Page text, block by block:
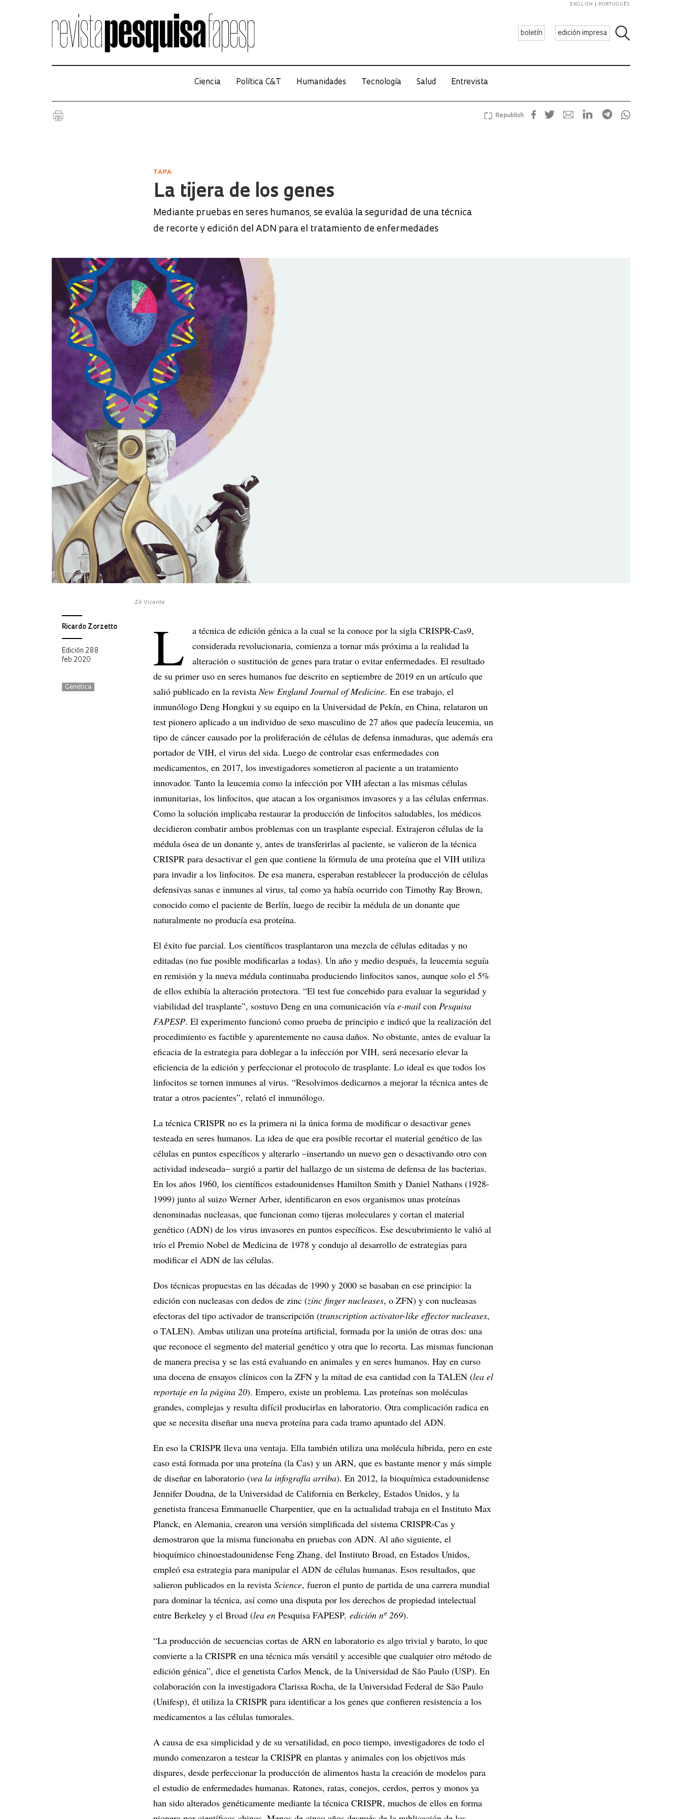
boletín edición impresa
ENGLISH PORTUGUÊS
Ciencia Política C&T Humanidades Tecnología Salud Entrevista
Republish
TAPA
La tijera de los genes
Mediante pruebas en seres humanos, se evalúa la seguridad de una técnica
de recorte y edición del ADN para el tratamiento de enfermedades
Zé Vicente
Ricardo Zorzetto
Edición 288
feb 2020
Genética
L
a técnica de edición génica a la cual se la conoce por la sigla CRISPR-Cas9,
considerada revolucionaria, comienza a tornar más próxima a la realidad la
alteración o sustitución de genes para tratar o evitar enfermedades. El resultado
de su primer uso en seres humanos fue descrito en septiembre de 2019 en un artículo que
salió publicado en la revistaNew England Journal of Medicine. En ese trabajo, el
inmunólogo Deng Hongkui y su equipo en la Universidad de Pekín, en China, relataron un
test pionero aplicado a un individuo de sexo masculino de 27 años que padecía leucemia, un
tipo de cáncer causado por la proliferación de células de defensa inmaduras, que además era
portador de VIH, el virus del sida. Luego de controlar esas enfermedades con
medicamentos, en 2017, los investigadores sometieron al paciente a un tratamiento
innovador. Tanto la leucemia como la infección por VIH afectan a las mismas células
inmunitarias, los linfocitos, que atacan a los organismos invasores y a las células enfermas.
Como la solución implicaba restaurar la producción de linfocitos saludables, los médicos
decidieron combatir ambos problemas con un trasplante especial. Extrajeron células de la
médula ósea de un donante y, antes de transferirlas al paciente, se valieron de la técnica
CRISPR para desactivar el gen que contiene la fórmula de una proteína que el VIH utiliza
para invadir a los linfocitos. De esa manera, esperaban restablecer la producción de células
defensivas sanas e inmunes al virus, tal como ya había ocurrido con Timothy Ray Brown,
conocido como el paciente de Berlín, luego de recibir la médula de un donante que
naturalmente no producía esa proteína.
El éxito fue parcial. Los científicos trasplantaron una mezcla de células editadas y no
editadas (no fue posible modificarlas a todas). Un año y medio después, la leucemia seguía
en remisión y la nueva médula continuaba produciendo linfocitos sanos, aunque solo el 5%
de ellos exhibía la alteración protectora. “El test fue concebido para evaluar la seguridad y
viabilidad del trasplante”, sostuvo Deng en una comunicación vía e-mail con Pesquisa
FAPESP. El experimento funcionó como prueba de principio e indicó que la realización del
procedimiento es factible y aparentemente no causa daños. No obstante, antes de evaluar la
eficacia de la estrategia para doblegar a la infección por VIH, será necesario elevar la
eficiencia de la edición y perfeccionar el protocolo de trasplante. Lo ideal es que todos los
linfocitos se tornen inmunes al virus. “Resolvimos dedicarnos a mejorar la técnica antes de
tratar a otros pacientes”, relató el inmunólogo.
La técnica CRISPR no es la primera ni la única forma de modificar o desactivar genes
testeada en seres humanos. La idea de que era posible recortar el material genético de las
células en puntos específicos y alterarlo –insertando un nuevo gen o desactivando otro con
actividad indeseada– surgió a partir del hallazgo de un sistema de defensa de las bacterias.
En los años 1960, los científicos estadounidenses Hamilton Smith y Daniel Nathans (1928-
1999) junto al suizo Werner Arber, identificaron en esos organismos unas proteínas
denominadas nucleasas, que funcionan como tijeras moleculares y cortan el material
genético (ADN) de los virus invasores en puntos específicos. Ese descubrimiento le valió al
trío el Premio Nobel de Medicina de 1978 y condujo al desarrollo de estrategias para
modificar el ADN de las células.
Dos técnicas propuestas en las décadas de 1990 y 2000 se basaban en ese principio: la
edición con nucleasas con dedos de zinc (zinc finger nucleases, o ZFN) y con nucleasas
efectoras del tipo activador de transcripción (transcription activator-like effector nucleases,
o TALEN). Ambas utilizan una proteína artificial, formada por la unión de otras dos: una
que reconoce el segmento del material genético y otra que lo recorta. Las mismas funcionan
de manera precisa y se las está evaluando en animales y en seres humanos. Hay en curso
una docena de ensayos clínicos con la ZFN y la mitad de esa cantidad con la TALEN (lea el
reportaje en la página 20). Empero, existe un problema. Las proteínas son moléculas
grandes, complejas y resulta difícil producirlas en laboratorio. Otra complicación radica en
que se necesita diseñar una nueva proteína para cada tramo apuntado del ADN.
En eso la CRISPR lleva una ventaja. Ella también utiliza una molécula híbrida, pero en este
caso está formada por una proteína (la Cas) y un ARN, que es bastante menor y más simple
de diseñar en laboratorio (vea la infografía arriba). En 2012, la bioquímica estadounidense
Jennifer Doudna, de la Universidad de California en Berkeley, Estados Unidos, y la
genetista francesa Emmanuelle Charpentier, que en la actualidad trabaja en el Instituto Max
Planck, en Alemania, crearon una versión simplificada del sistema CRISPR-Cas y
demostraron que la misma funcionaba en pruebas con ADN. Al año siguiente, el
bioquímico chinoestadounidense Feng Zhang, del Instituto Broad, en Estados Unidos,
empleó esa estrategia para manipular el ADN de células humanas. Esos resultados, que
salieron publicados en la revista Science, fueron el punto de partida de una carrera mundial
para dominar la técnica, así como una disputa por los derechos de propiedad intelectual
entre Berkeley y el Broad (lea en Pesquisa FAPESP, edición nº 269).
“La producción de secuencias cortas de ARN en laboratorio es algo trivial y barato, lo que
convierte a la CRISPR en una técnica más versátil y accesible que cualquier otro método de
edición génica”, dice el genetista Carlos Menck, de la Universidad de São Paulo (USP). En
colaboración con la investigadora Clarissa Rocha, de la Universidad Federal de São Paulo
(Unifesp), él utiliza la CRISPR para identificar a los genes que confieren resistencia a los
medicamentos a las células tumorales.
A causa de esa simplicidad y de su versatilidad, en poco tiempo, investigadores de todo el
mundo comenzaron a testear la CRISPR en plantas y animales con los objetivos más
dispares, desde perfeccionar la producción de alimentos hasta la creación de modelos para
el estudio de enfermedades humanas. Ratones, ratas, conejos, cerdos, perros y monos ya
han sido alterados genéticamente mediante la técnica CRISPR, muchos de ellos en forma